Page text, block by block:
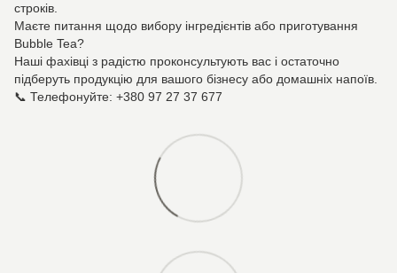
строків.
Маєте питання щодо вибору інгредієнтів або приготування
Bubble Tea?
Наші фахівці з радістю проконсультують вас і остаточно
підберуть продукцію для вашого бізнесу або домашніх напоїв.
📞 Телефонуйте: +380 97 27 37 677